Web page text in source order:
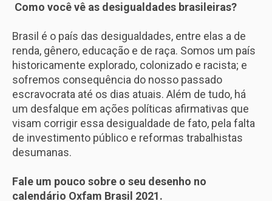
Como você vê as desigualdades brasileiras?
Brasil é o país das desigualdades, entre elas a de
renda, gênero, educação e de raça. Somos um país
historicamente explorado, colonizado e racista; e
sofremos consequência do nosso passado
escravocrata até os dias atuais. Além de tudo, há
um desfalque em ações políticas afirmativas que
visam corrigir essa desigualdade de fato, pela falta
de investimento público e reformas trabalhistas
desumanas.
Fale um pouco sobre o seu desenho no
calendário Oxfam Brasil 2021.